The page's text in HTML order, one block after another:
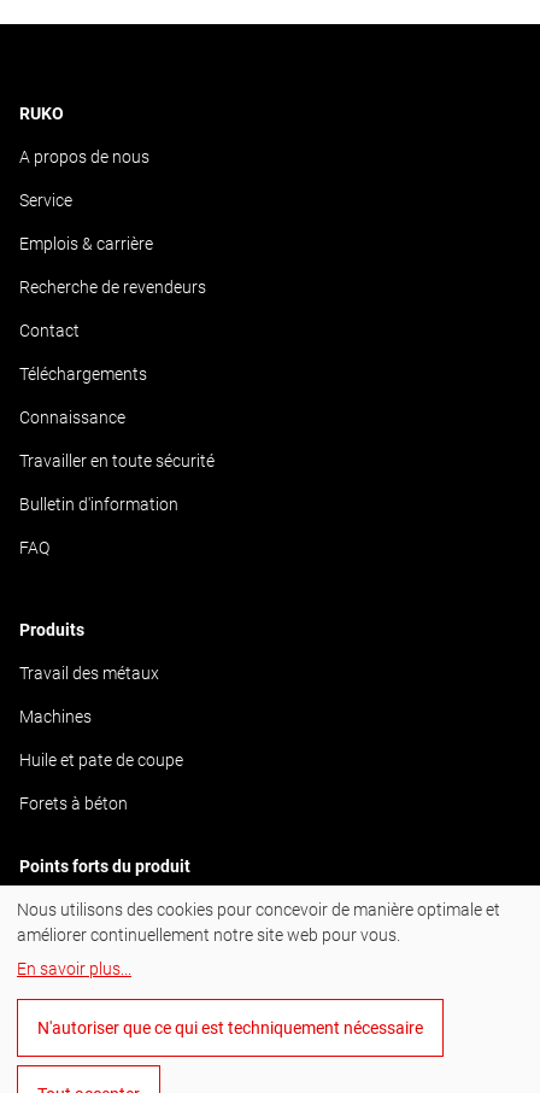
RUKO
A propos de nous
Service
Emplois & carrière
Recherche de revendeurs
Contact
Téléchargements
Connaissance
Travailler en toute sécurité
Bulletin d'information
FAQ
Produits
Travail des métaux
Machines
Huile et pate de coupe
Forets à béton
Points forts du produit
ULTIMATECUT
Instagram
Nous utilisons des cookies pour concevoir de manière optimale et
améliorer continuellement notre site web pour vous.
En savoir plus
N'autoriser que ce qui est techniquement nécessaire